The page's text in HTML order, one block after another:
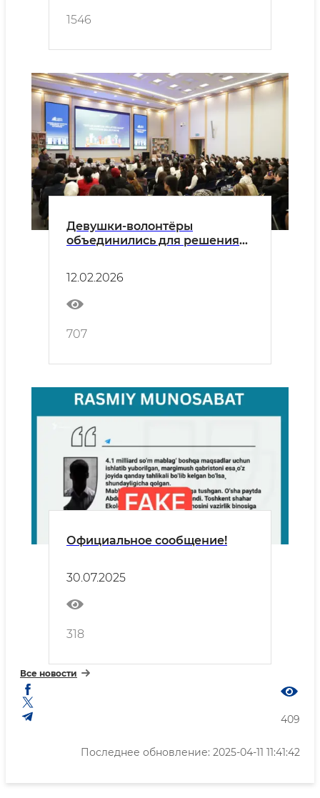
1546
Девушки-волонтёры
объединились для решения
12.02.2026
707
Официальное сообщение!
30.07.2025
318
Все новости
409
Последнее обновление: 2025-04-11 11:41:42